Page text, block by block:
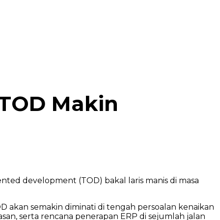
Makin
development (TOD) bakal laris manis di masa
akan semakin diminati di tengah persoalan kenaikan
serta rencana penerapan ERP di sejumlah jalan